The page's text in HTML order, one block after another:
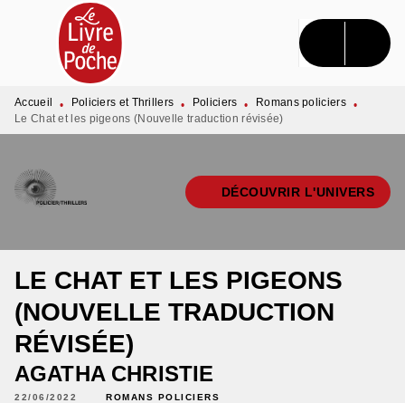
MENU RECHERCHE CONTENU
PIED DE PAGE
Accueil • Policiers et Thrillers • Policiers • Romans policiers •
Le Chat et les pigeons (Nouvelle traduction révisée)
DÉCOUVRIR L'UNIVERS
LE CHAT ET LES PIGEONS
(NOUVELLE TRADUCTION
RÉVISÉE)
AGATHA CHRISTIE
22/06/2022 ROMANS POLICIERS